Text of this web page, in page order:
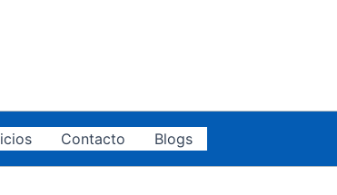
Contacto Blogs